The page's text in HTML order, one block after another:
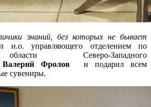
знаний, без которых не бывает
и.о. управляющего отделением по
Северо-Западного
Валерий Фролов и подарил всем
сувениры.